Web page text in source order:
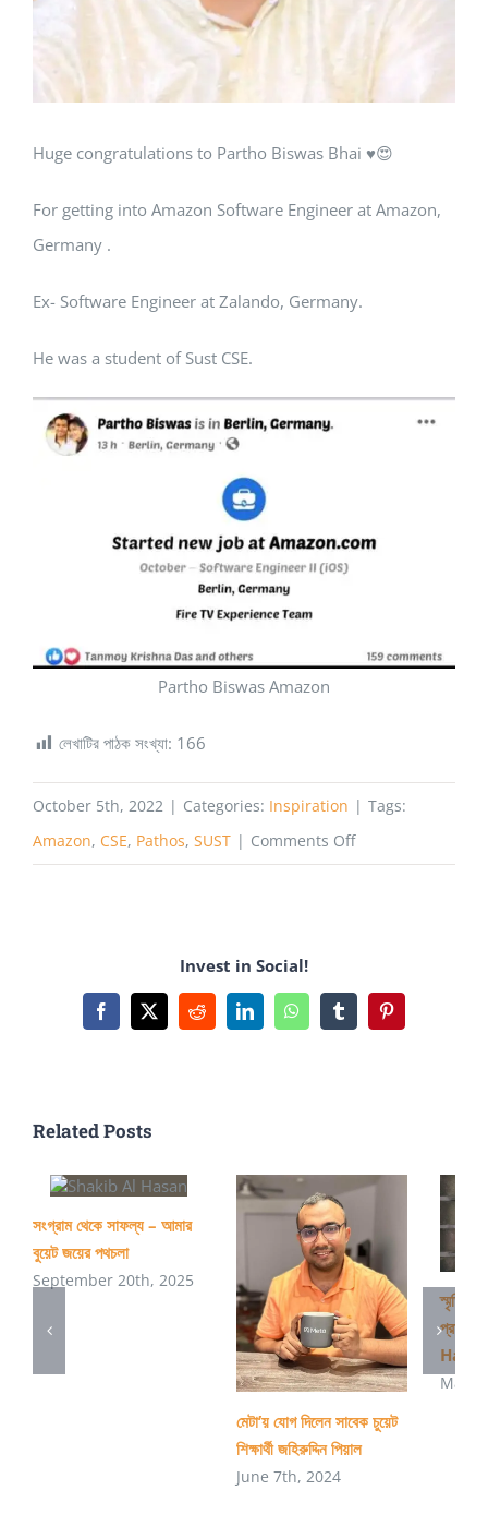
Huge congratulations to Partho Biswas Bhai ♥️😍
For getting into Amazon Software Engineer at Amazon,
Germany .
Ex- Software Engineer at Zalando, Germany.
He was a student of Sust CSE.
Partho Biswas Amazon
লেখাটির পাঠক সংখ্যা: 166
October 5th, 2022 | Categories: Inspiration | Tags:
Amazon, CSE, Pathos, SUST | Comments Offon
Amazon
Invest in Social!
Facebook
X RedditLinkedInWhatsAppTumblrPinterest
Related Posts
সংগ্রাম থেকে সাফল্য – আমার
বুয়েট জয়ের পথচলা
September 20th, 2025
মেটা’য় যোগ দিলেন সাবেক চুয়েট
শিক্ষার্থী জহিরুদ্দিন পিয়াল
June 7th, 2024